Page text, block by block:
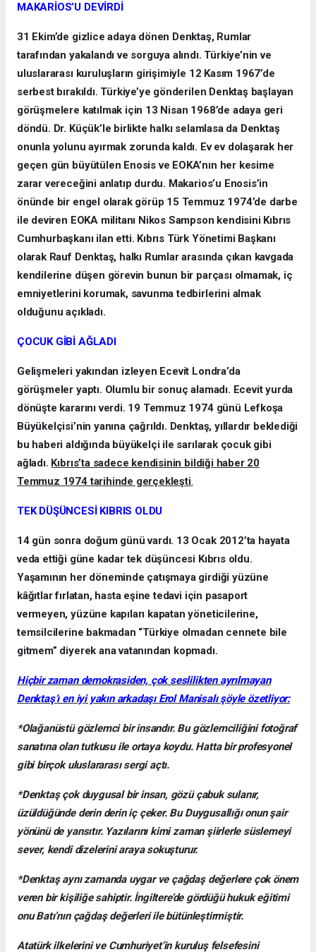
MAKARİOS’U DEVİRDİ
31 Ekim’de gizlice adaya dönen Denktaş, Rumlar
tarafından yakalandı ve sorguya alındı. Türkiye’nin ve
uluslararası kuruluşların girişimiyle 12 Kasım 1967’de
serbest bırakıldı. Türkiye’ye gönderilen Denktaş başlayan
görüşmelere katılmak için 13 Nisan 1968’de adaya geri
döndü. Dr. Küçük’le birlikte halkı selamlasa da Denktaş
onunla yolunu ayırmak zorunda kaldı. Ev ev dolaşarak her
geçen gün büyütülen Enosis ve EOKA’nın her kesime
zarar vereceğini anlatıp durdu. Makarios’u Enosis’in
önünde bir engel olarak görüp 15 Temmuz 1974’de darbe
ile deviren EOKA militanı Nikos Sampson kendisini Kıbrıs
Cumhurbaşkanı ilan etti. Kıbrıs Türk Yönetimi Başkanı
olarak Rauf Denktaş, halkı Rumlar arasında çıkan kavgada
kendilerine düşen görevin bunun bir parçası olmamak, iç
emniyetlerini korumak, savunma tedbirlerini almak
olduğunu açıkladı.
ÇOCUK GİBİ AĞLADI
Gelişmeleri yakından izleyen Ecevit Londra’da
görüşmeler yaptı. Olumlu bir sonuç alamadı. Ecevit yurda
dönüşte kararını verdi. 19 Temmuz 1974 günü Lefkoşa
Büyükelçisi’nin yanına çağrıldı. Denktaş, yıllardır beklediği
bu haberi aldığında büyükelçi ile sarılarak çocuk gibi
ağladı. Kıbrıs’ta sadece kendisinin bildiği haber 20
Temmuz 1974 tarihinde gerçekleşti.
TEK DÜŞÜNCESİ KIBRIS OLDU
14 gün sonra doğum günü vardı. 13 Ocak 2012’ta hayata
veda ettiği güne kadar tek düşüncesi Kıbrıs oldu.
Yaşamının her döneminde çatışmaya girdiği yüzüne
kâğıtlar fırlatan, hasta eşine tedavi için pasaport
vermeyen, yüzüne kapıları kapatan yöneticilerine,
temsilcilerine bakmadan “Türkiye olmadan cennete bile
gitmem” diyerek ana vatanından kopmadı.
Hiçbir zaman demokrasiden, çok seslilikten ayrılmayan
Denktaş’ı en iyi yakın arkadaşı Erol Manisalı şöyle özetliyor:
*Olağanüstü gözlemci bir insandır. Bu gözlemciliğini fotoğraf
sanatına olan tutkusu ile ortaya koydu. Hatta bir profesyonel
gibi birçok uluslararası sergi açtı.
*Denktaş çok duygusal bir insan, gözü çabuk sulanır,
üzüldüğünde derin derin iç çeker. Bu Duygusallığı onun şair
yönünü de yansıtır. Yazılarını kimi zaman şiirlerle süslemeyi
sever, kendi dizelerini araya sokuşturur.
*Denktaş aynı zamanda uygar ve çağdaş değerlere çok önem
veren bir kişiliğe sahiptir. İngiltere’de gördüğü hukuk eğitimi
onu Batı’nın çağdaş değerleri ile bütünleştirmiştir.
Atatürk ilkelerini ve Cumhuriyet’in kuruluş felsefesini